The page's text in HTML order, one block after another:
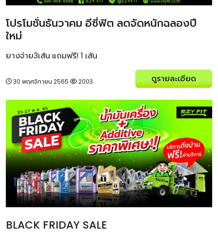
โปรโมชั่นธันวาคม อีซี่ฟิต ลดจัดหนักฉลองปี
ใหม่
ยางจ่าย3เส้น แถมฟรี! 1 เส้น
30 พฤศจิกายน 2565 2003 ดูรายละเอียด
BLACK FRIDAY SALE